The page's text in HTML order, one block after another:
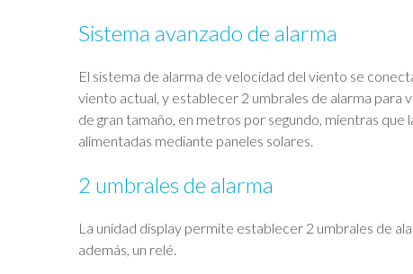
Sistema avanzado de alarma
El sistema de alarma de velocidad del viento se
viento actual, y establecer 2 umbrales de alarma para
de gran tamaño, en metros por segundo, mientras
alimentadas mediante paneles solares.
2 umbrales de alarma
La unidad display permite establecer 2 umbrales de
además, un relé.